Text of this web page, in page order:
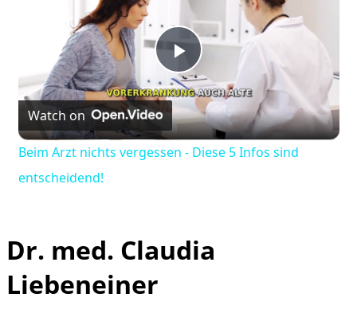
Play
Video
Watch on
Beim Arzt nichts vergessen - Diese 5 Infos sind
entscheidend!
Dr. med. Claudia
Liebeneiner